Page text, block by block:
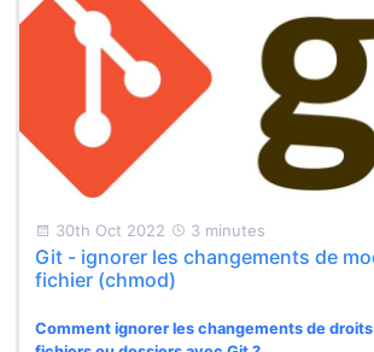
30th Oct 2022 3 minutes
Git - ignorer les changements de
fichier (chmod)
Comment ignorer les changements de